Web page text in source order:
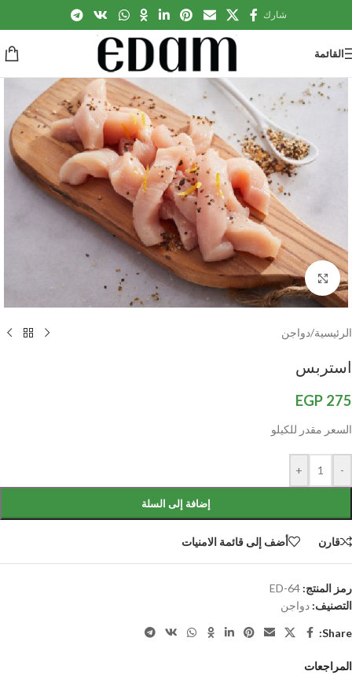
شارك
القائمة
Click to enlarge
الرئيسية/دواجن
استربس
EGP 275
السعر مقدر للكيلو
-
+
إضافة إلى السلة
قارن أضف إلى قائمة الامنيات
رمز المنتج: ED-64
التصنيف: دواجن
Share:
المراجعات